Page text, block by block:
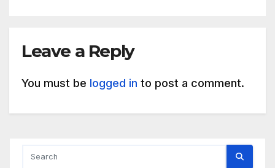
Leave a Reply
You must be logged in to post a comment.